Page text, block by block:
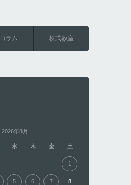
コラム 株式教室
2026年8月
水 木 金 土
1
5 6 7 8